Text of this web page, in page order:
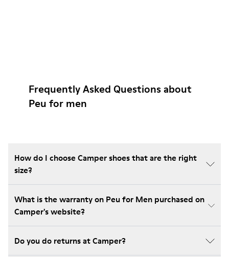
Frequently Asked Questions about
Peu for men
How do I choose Camper shoes that are the right
size?
What is the warranty on Peu for Men purchased on
Camper's website?
Do you do returns at Camper?